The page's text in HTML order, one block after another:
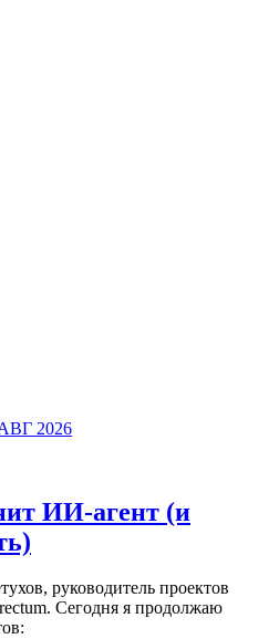
2026
ИИ‑агент (и
руководитель проектов
Сегодня я продолжаю